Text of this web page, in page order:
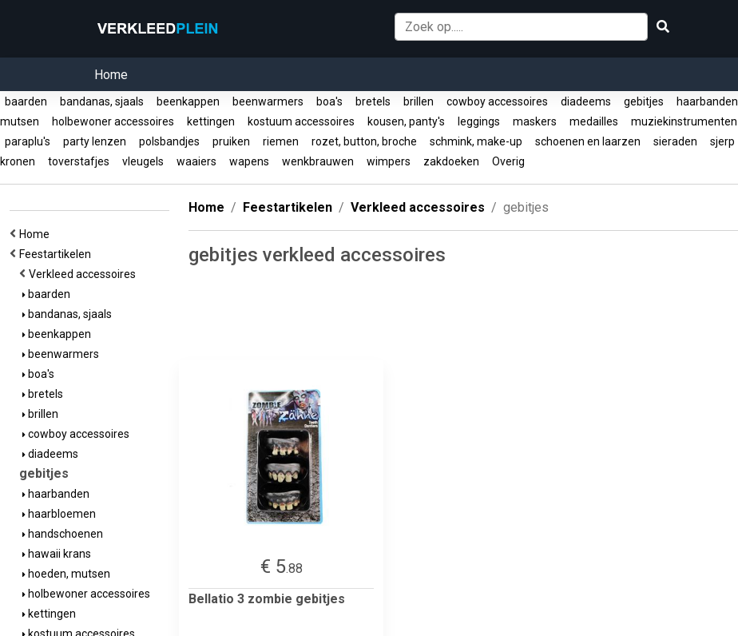
Home
baarden bandanas, sjaals beenkappen beenwarmers boa's bretels brillen cowboy accessoires diadeems gebitjes haarbanden
mutsen
holbewoner accessoires kettingen kostuum accessoires kousen, panty's leggings maskers medailles muziekinstrumenten
paraplu's
party lenzen polsbandjes pruiken riemen rozet, button, broche schmink, make-up schoenen en laarzen sieraden sjerp
kronen
toverstafjes vleugels waaiers wapens wenkbrauwen wimpers zakdoeken Overig
Home
Feestartikelen
Verkleed accessoires
baarden
bandanas, sjaals
beenkappen
beenwarmers
boa's
bretels
brillen
cowboy accessoires
diadeems
gebitjes
haarbanden
haarbloemen
handschoenen
hawaii krans
hoeden, mutsen
holbewoner accessoires
kettingen
Home Feestartikelen Verkleed accessoires gebitjes
gebitjes verkleed accessoires
€ 5.88
Bellatio 3 zombie gebitjes